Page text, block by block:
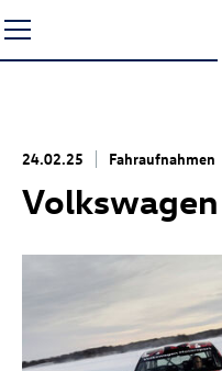
Seiteninhalt
springen
24.02.25 Fahraufnahmen
Volkswagen